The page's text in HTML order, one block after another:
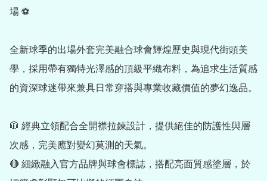
場 ⚽
全新球季的出場外套完美融合球會輝煌歷史與現代街頭美
學，採用帶有獨特光澤感的頂級平織布料，為追求生活質感
的資深球迷帶來兼具日常穿搭與專業收藏價值的夢幻逸品。
🧥 經典立領配合全開襟拉鍊設計，提供絕佳的防護性與層
次感，完美應對變幻莫測的天氣。
🔴 細緻融入官方品牌與球會標誌，搭配亮面質感塗層，於